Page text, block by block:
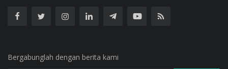
Bergabunglah dengan berita kami